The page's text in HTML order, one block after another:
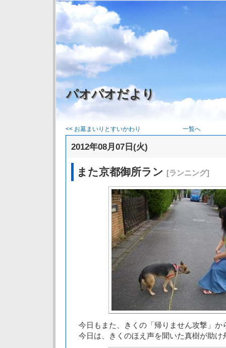
パオパオだより
<< お墓まいりとすいかわり 一覧へ
2012年08月07日(火)
また京都御所ラン [ランニング]
今日もまた、きくの「帰りません攻撃」か
今日は、きくのほえ声を聞いた真樹が助け